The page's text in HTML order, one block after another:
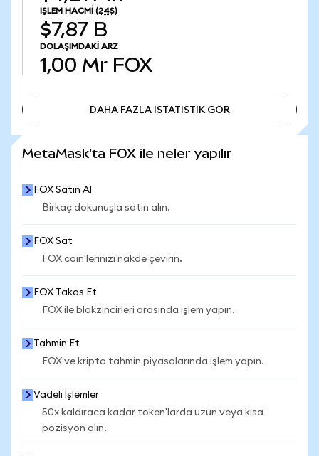
İŞLEM HACMI (24S)
$7,87 B
DOLAŞIMDAKI ARZ
1,00 Mr FOX
DAHA FAZLA İSTATİSTİK GÖR
MetaMask'ta FOX ile neler yapılır
FOX Satın Al
Birkaç dokunuşla satın alın.
FOX Sat
FOX coin'lerinizi nakde çevirin.
FOX Takas Et
FOX ile blokzincirleri arasında işlem yapın.
Tahmin Et
FOX ve kripto tahmin piyasalarında işlem yapın.
Vadeli İşlemler
50x kaldıraca kadar token'larda uzun veya kısa
pozisyon alın.